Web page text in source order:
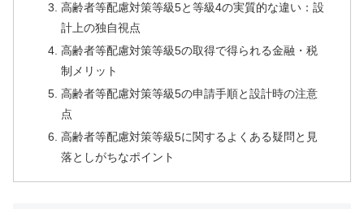
高齢者等配慮対策等級5と等級4の実質的な違い：設
計上の独自視点
高齢者等配慮対策等級5の取得で得られる金融・税
制メリット
高齢者等配慮対策等級5の申請手順と設計時の注意
点
高齢者等配慮対策等級5に関するよくある疑問と見
落としがちなポイント